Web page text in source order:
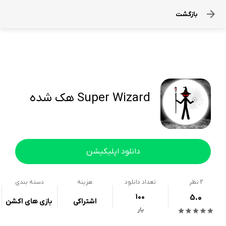
بازگشت
Super Wizard هک شده
دانلود اپلیکیشن
2 نظر
5.0
تعداد دانلود
100
بار
هزینه
اشتراکی
دسته بندی
بازی های اکشن